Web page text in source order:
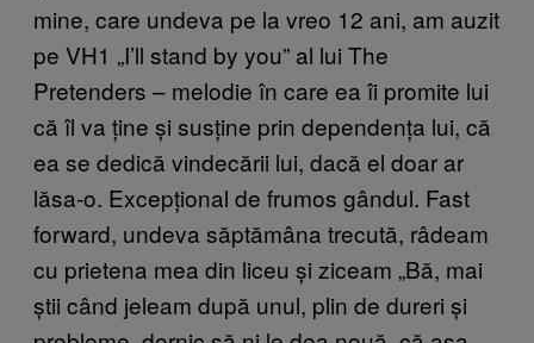
mine, care undeva pe la vreo 12 ani, am auzit
pe VH1 „I’ll stand by you” al lui The
Pretenders – melodie în care ea îi promite lui
că îl va ține și susține prin dependența lui, că
ea se dedică vindecării lui, dacă el doar ar
lăsa-o. Excepțional de frumos gândul. Fast
forward, undeva săptămâna trecută, râdeam
cu prietena mea din liceu și ziceam „Bă, mai
știi când jeleam după unul, plin de dureri și